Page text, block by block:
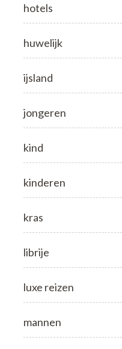
hotels
huwelijk
ijsland
jongeren
kind
kinderen
kras
librije
luxe reizen
mannen